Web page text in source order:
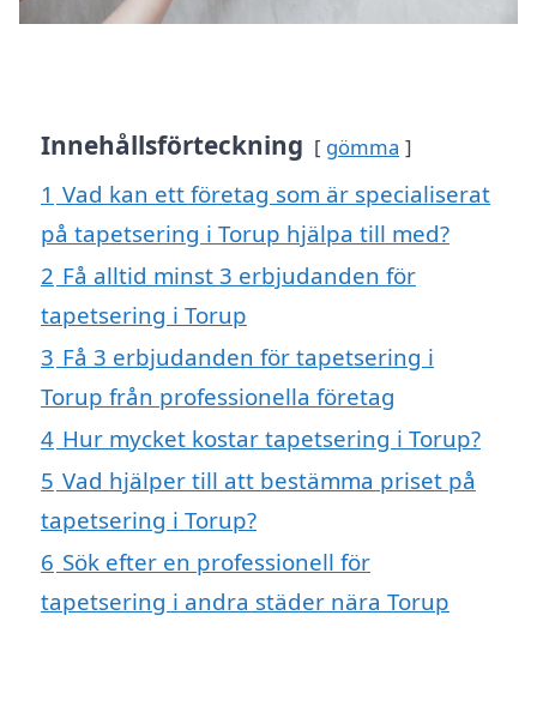
Innehållsförteckning gömma
1 Vad kan ett företag som är specialiserat
på tapetsering i Torup hjälpa till med?
2 Få alltid minst 3 erbjudanden för
tapetsering i Torup
3 Få 3 erbjudanden för tapetsering i
Torup från professionella företag
4 Hur mycket kostar tapetsering i Torup?
5 Vad hjälper till att bestämma priset på
tapetsering i Torup?
6 Sök efter en professionell för
tapetsering i andra städer nära Torup